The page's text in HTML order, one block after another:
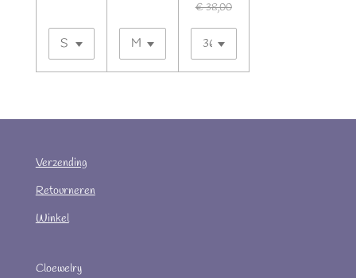
€ 38,00
Verzending
Retourneren
Winkel
Cloewelry